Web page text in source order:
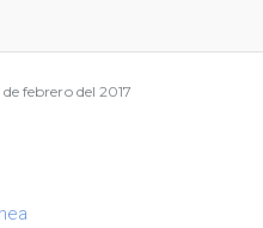
febrero del 2017